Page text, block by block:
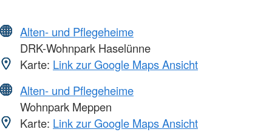
Alten- und Pflegeheime
DRK-Wohnpark Haselünne
Karte: Link zur Google Maps Ansicht
Alten- und Pflegeheime
Wohnpark Meppen
Karte: Link zur Google Maps Ansicht